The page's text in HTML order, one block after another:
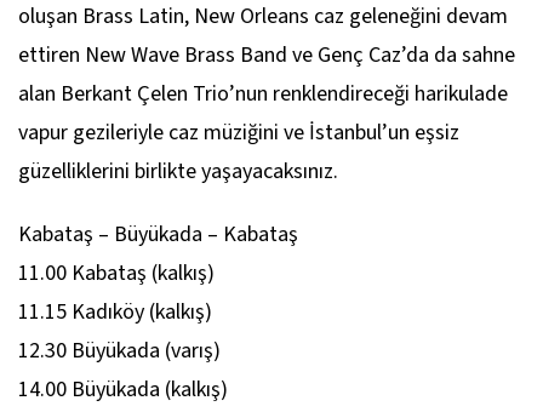
oluşan Brass Latin, New Orleans caz geleneğini devam
ettiren New Wave Brass Band ve Genç Caz’da da sahne
alan Berkant Çelen Trio’nun renklendireceği harikulade
vapur gezileriyle caz müziğini ve İstanbul’un eşsiz
güzelliklerini birlikte yaşayacaksınız.
Kabataş – Büyükada – Kabataş
11.00 Kabataş (kalkış)
11.15 Kadıköy (kalkış)
12.30 Büyükada (varış)
14.00 Büyükada (kalkış)